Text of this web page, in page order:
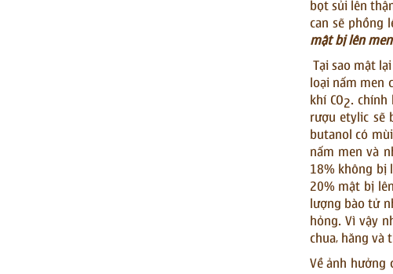
bọt sủi lên
can sẽ phồng
mật bị lên men
Tại sao mật
loại nấm men
khí CO2. chính
rượu etylic sẽ
butanol có
nấm men và
18% không bị
20% mật bị
lượng bào tử
hỏng. Vì vậy
chua, hăng và
Về ảnh hưởng